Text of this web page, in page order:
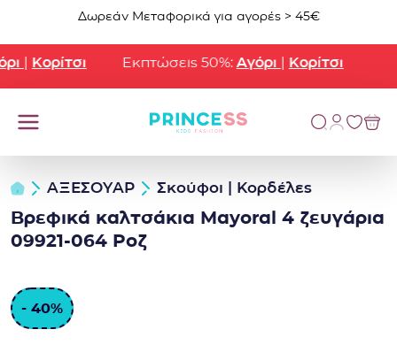
Μετάβαση στο περιεχόμενο
Δωρεάν Μεταφορικά για αγορές > 45€
|Κορίτσι Εκπτώσεις 50%:Αγόρι|Κορίτσι
ΑΞΕΣΟΥΑΡ Σκούφοι | Κορδέλες
Βρεφικά καλτσάκια Mayoral 4 ζευγάρια
09921-064 Ροζ
- 40%